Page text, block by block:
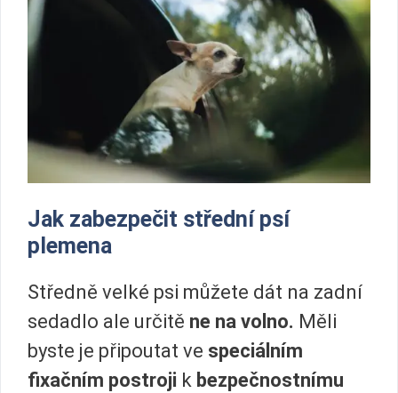
Jak zabezpečit střední psí
plemena
Středně velké psi můžete dát na zadní
sedadlo ale určitě ne na volno. Měli
byste je připoutat ve speciálním
fixačním postroji k bezpečnostnímu